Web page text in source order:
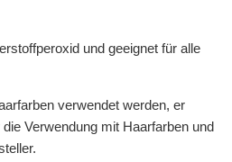
und geeignet für alle
verwendet werden, er
Verwendung mit Haarfarben und